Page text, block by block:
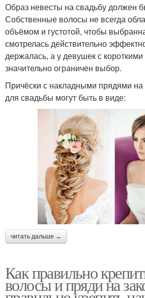
Образ невесты на свадьбу должен
Собственные волосы не всегда
объёмом и густотой, чтобы
смотрелась действительно
держалась, а у девушек с
значительно ограничен выбор.
Причёски с накладными прядями на
для свадьбы могут быть в виде:
читать дальше →
Как правильно
волосы и пряди на